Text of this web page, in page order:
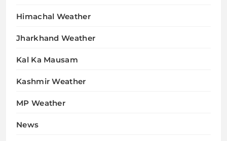
Himachal Weather
Jharkhand Weather
Kal Ka Mausam
Kashmir Weather
MP Weather
News